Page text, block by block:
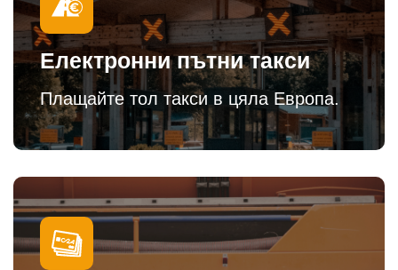
Електронни пътни такси
Плащайте тол такси в цяла Европа.